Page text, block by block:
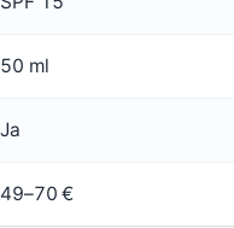
50 ml
Ja
49–70 €